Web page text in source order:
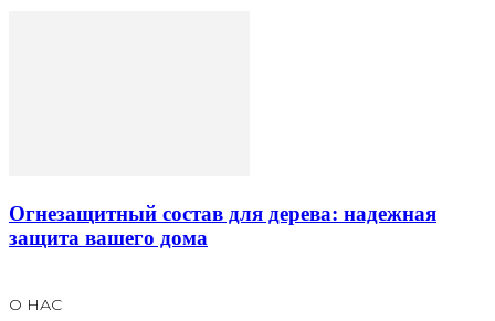
Огнезащитный состав для дерева: надежная
защита вашего дома
О НАС